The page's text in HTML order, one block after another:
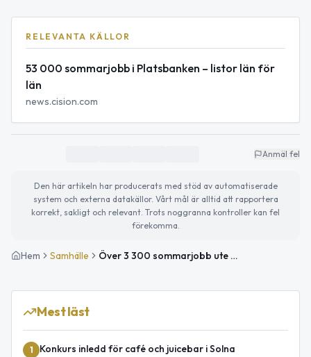
RELEVANTA KÄLLOR
53 000 sommarjobb i Platsbanken – listor län för
län
news.cision.com
Anmäl fel
Den här artikeln har producerats med stöd av automatiserade
system och externa datakällor. Vårt mål är alltid att rapportera
korrekt, sakligt och relevant. Trots noggranna kontroller kan fel
förekomma.
Hem Samhälle Över 3 300 sommarjobb ute i Stockholms län – kriminalvårdare vanligast
Mest läst
1 Konkurs inledd för café och juicebar i Solna